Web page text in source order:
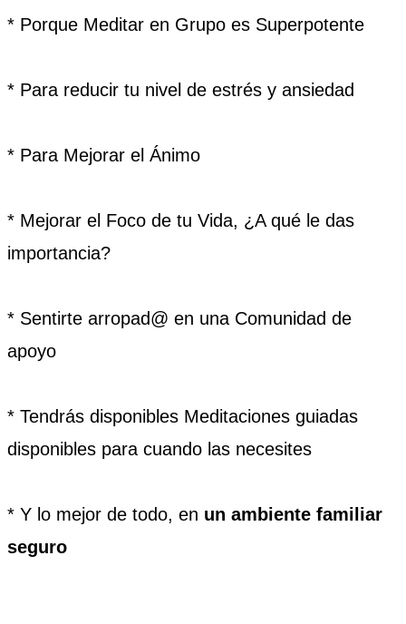
* Porque Meditar en Grupo es Superpotente
* Para reducir tu nivel de estrés y ansiedad
* Para Mejorar el Ánimo
* Mejorar el Foco de tu Vida, ¿A qué le das
importancia?
* Sentirte arropad@ en una Comunidad de
apoyo
* Tendrás disponibles Meditaciones guiadas
disponibles para cuando las necesites
* Y lo mejor de todo, en un ambiente familiar
seguro